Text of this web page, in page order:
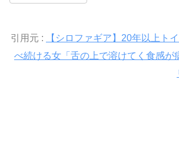
引用元 :
【シロファギア】20年以上ト
べ続ける女「舌の上で溶けてく食感が